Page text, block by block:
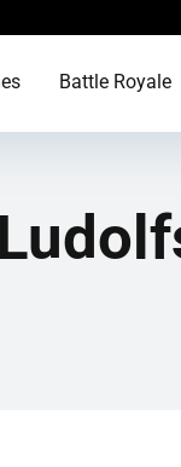
Battle Royale